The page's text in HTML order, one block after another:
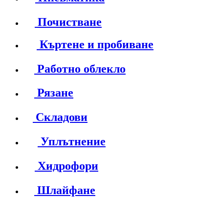
Почистване
Къртене и пробиване
Работно облекло
Рязане
Складови
Уплътнение
Хидрофори
Шлайфане